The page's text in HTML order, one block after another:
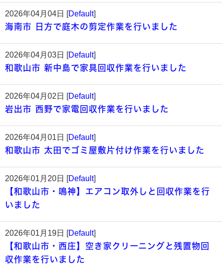
2026年04月04日 [Default]
海南市 日方で庭木の剪定作業を行いました
2026年04月03日 [Default]
和歌山市 新中島で家具回収作業を行いました
2026年04月02日 [Default]
岩出市 西野で家電回収作業を行いました
2026年04月01日 [Default]
和歌山市 太田でゴミ屋敷片付け作業を行いました
2026年01月20日 [Default]
【和歌山市・鳴神】エアコン取外しと回収作業を行
いました
2026年01月19日 [Default]
【和歌山市・西庄】空き家クリーニングと残置物回
収作業を行いました